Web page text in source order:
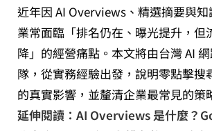
近年因 AI Overviews、精選摘要與
業常面臨「排名仍在、曝光提升，但
降」的經營痛點。本文將由台灣 AI
隊，從實務經驗出發，說明零點擊搜
的真實影響，並釐清企業最常見的策
延伸閱讀：AI Overviews 是什麼？